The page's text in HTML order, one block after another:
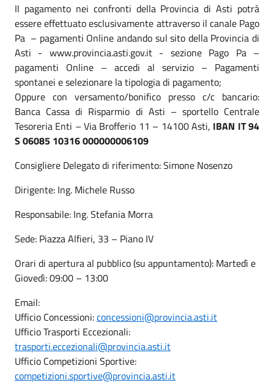
Il pagamento nei confronti della Provincia di Asti potrà
essere effettuato esclusivamente attraverso il canale Pago
Pa – pagamenti Online andando sul sito della Provincia di
Asti - www.provincia.asti.gov.it - sezione Pago Pa –
pagamenti Online – accedi al servizio – Pagamenti
spontanei e selezionare la tipologia di pagamento;
Oppure con versamento/bonifico presso c/c bancario:
Banca Cassa di Risparmio di Asti – sportello Centrale
Tesoreria Enti – Via Brofferio 11 – 14100 Asti, IBAN IT 94
S 06085 10316 000000006109
Consigliere Delegato di riferimento: Simone Nosenzo
Dirigente: Ing. Michele Russo
Responsabile: Ing. Stefania Morra
Sede: Piazza Alfieri, 33 – Piano IV
Orari di apertura al pubblico (su appuntamento): Martedì e
Giovedì: 09:00 – 13:00
Email:
Ufficio Concessioni:concessioni@provincia.asti.it
Ufficio Trasporti Eccezionali:
trasporti.eccezionali@provincia.asti.it
Ufficio Competizioni Sportive:
competizioni.sportive@provincia.asti.it